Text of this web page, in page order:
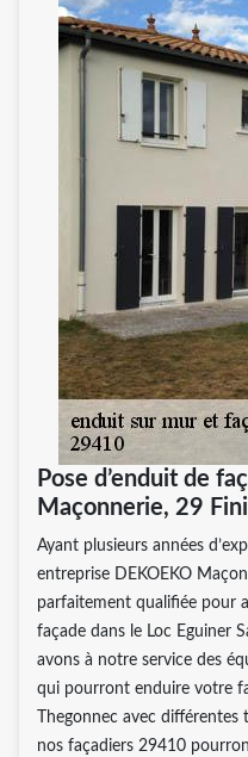
Pose d’enduit de
Maçonnerie, 29
Ayant plusieurs années
entreprise DEKOEKO
parfaitement qualifiée pour
façade dans le Loc Eguiner
avons à notre service des
qui pourront enduire votre
Thegonnec avec différentes
nos façadiers 29410